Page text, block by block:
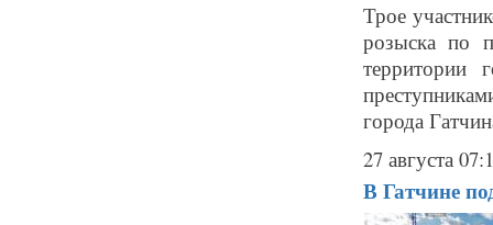
Трое
розыска по
территории
города
27 августа
В Гатчине